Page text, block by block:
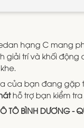
hạng C mang
giải trí và khối
của bạn đang
hỗ trợ bạn kiểm
TÔ BÌNH DƯƠNG -